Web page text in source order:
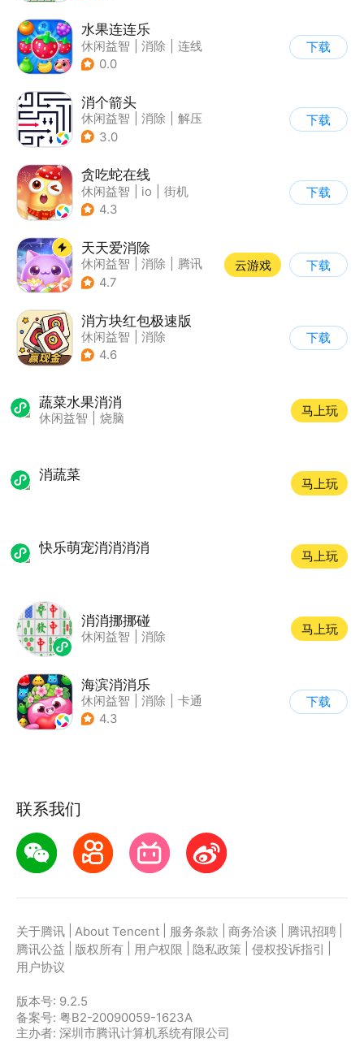
水果连连乐
休闲益智 消除
连线
0.0
下载
消个箭头
休闲益智 消除
解压
| 清新
3.0
下载
贪吃蛇在线
休闲益智 io
街机
| 贪吃蛇
4.3
下载
天天爱消除
休闲益智 消除
腾讯
| 单机
4.7
云游戏 下载
消方块红包极速版
休闲益智
消除
| 积分网赚
4.6
下载
蔬菜水果消消
休闲益智 烧脑
马上玩
消蔬菜
马上玩
快乐萌宠消消消消
马上玩
消消挪挪碰
休闲益智 消除
马上玩
海滨消消乐
休闲益智 消除
卡通
| 乐元素
4.3
下载
联系我们
关于腾讯 About Tencent 服务条款 商务洽谈 腾讯招聘
腾讯公益
版权所有 用户权限 隐私政策 侵权投诉指引
用户协议
版本号: 9.2.5
备案号: 粤B2-20090059-1623A
主办者: 深圳市腾讯计算机系统有限公司